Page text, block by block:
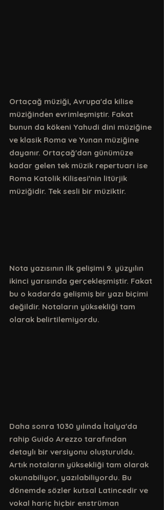
Ortaçağ müziği, Avrupa'da kilise
müziğinden evrimleşmiştir. Fakat
bunun da kökeni Yahudi dini müziğine
ve klasik Roma ve Yunan müziğine
dayanır. Ortaçağ'dan günümüze
kadar gelen tek müzik repertuarı ise
Roma Katolik Kilisesi'nin litürjik
müziğidir. Tek sesli bir müziktir.
Nota yazısının ilk gelişimi 9. yüzyılın
ikinci yarısında gerçekleşmiştir. Fakat
bu o kadarda gelişmiş bir yazı biçimi
değildir. Notaların yüksekliği tam
olarak belirtilemiyordu.
Daha sonra 1030 yılında İtalya'da
rahip Guido Arezzo tarafından
detaylı bir versiyonu oluşturuldu.
Artık notaların yüksekliği tam olarak
okunabiliyor, yazılabiliyordu. Bu
dönemde sözler kutsal Latincedir ve
vokal hariç hiçbir enstrüman